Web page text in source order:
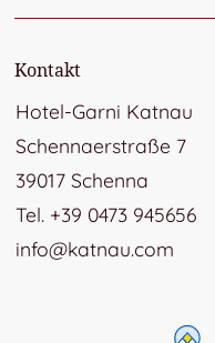
Kontakt
Hotel-Garni Katnau
Schennaerstraße 7
39017 Schenna
Tel. +39 0473 945656
info@katnau.com